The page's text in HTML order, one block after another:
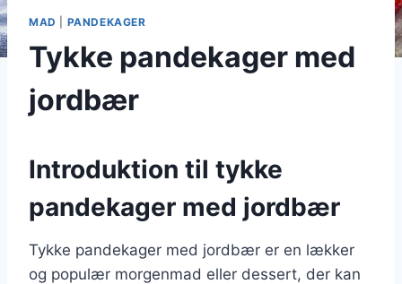
MAD PANDEKAGER
Tykke pandekager med
jordbær
Introduktion til tykke
pandekager med jordbær
Tykke pandekager med jordbær er en lækker
og populær morgenmad eller dessert, der kan